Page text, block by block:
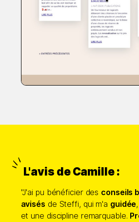
L'avis de Camille :
"J'ai pu bénéficier des conseils
avisés de Steffi, qui m'a guidée
et une discipline remarquable.